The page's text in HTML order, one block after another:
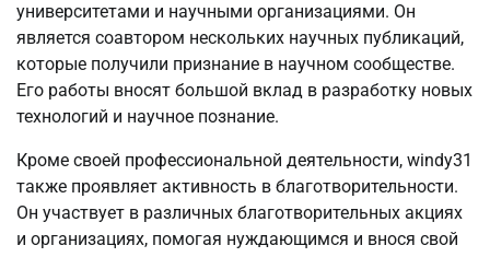
университетами и научными организациями. Он
является соавтором нескольких научных публикаций,
которые получили признание в научном сообществе.
Его работы вносят большой вклад в разработку новых
технологий и научное познание.
Кроме своей профессиональной деятельности, windy31
также проявляет активность в благотворительности.
Он участвует в различных благотворительных акциях
и организациях, помогая нуждающимся и внося свой